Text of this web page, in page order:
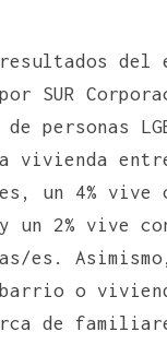
del
SUR
de personas
vivienda
un 4%
un 2% vive
es.
o
de